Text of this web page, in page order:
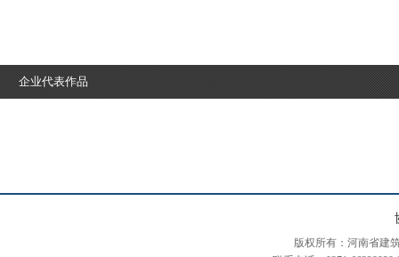
企业代表作品
版权所有：河南省建